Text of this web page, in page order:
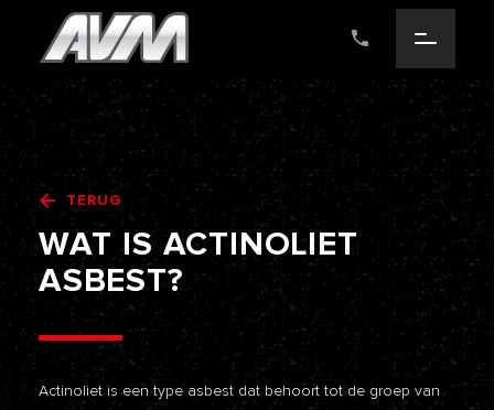
TERUG
WAT IS ACTINOLIET
ASBEST?
Actinoliet is een type asbest dat behoort tot de groep van